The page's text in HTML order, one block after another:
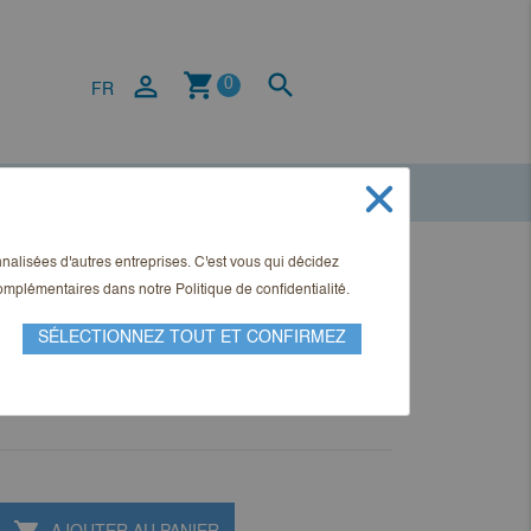
FR  shopping_cart 0 
Aktuell Ausgabe 2-2022
d'autres entreprises. C'est vous qui décidez
dans notre Politique de confidentialité.
SÉLECTIONNEZ TOUT ET CONFIRMEZ